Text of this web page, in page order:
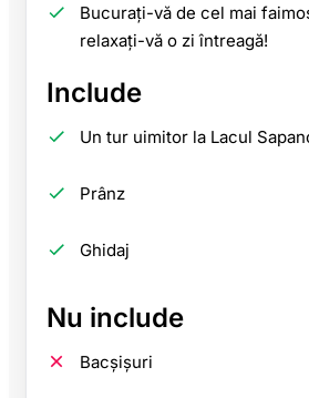
Bucurați-vă de cel mai
relaxați-vă o zi întreagă!
Include
Un tur uimitor la Lacul
Prânz
Ghidaj
Nu include
Bacșișuri